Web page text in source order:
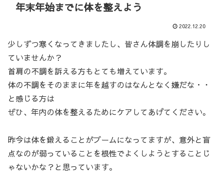
年末年始までに体を整えよう
2022.12.20
少しずつ寒くなってきましたし、皆さん体調を崩したりし
ていませんか？
首肩の不調を訴える方もとても増えています。
体の不調をそのままに年を越すのはなんとなく嫌だな・・
と感じる方は
ぜひ、年内の体を整えるためにケアしてあげてください。
昨今は体を鍛えることがブームになってますが、意外と盲
点なのが弱っていることを根性でよくしようとすることじ
ゃないかな？と思っています。